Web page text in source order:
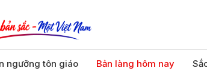
ngưỡng tôn giáo Bản làng hôm nay
Gửi bình luận